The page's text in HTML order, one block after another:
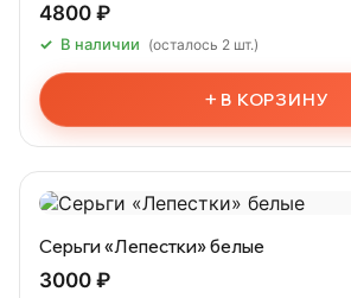
4800 ₽
В наличии (осталось 2 шт.)
+ В КОРЗИНУ
Серьги «Лепестки» белые
3000 ₽